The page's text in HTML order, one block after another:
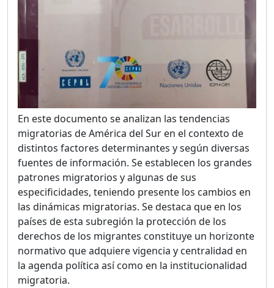
En este documento se analizan las tendencias
migratorias de América del Sur en el contexto de
distintos factores determinantes y según diversas
fuentes de información. Se establecen los grandes
patrones migratorios y algunas de sus
especificidades, teniendo presente los cambios en
las dinámicas migratorias. Se destaca que en los
países de esta subregión la protección de los
derechos de los migrantes constituye un horizonte
normativo que adquiere vigencia y centralidad en
la agenda política así como en la institucionalidad
migratoria.